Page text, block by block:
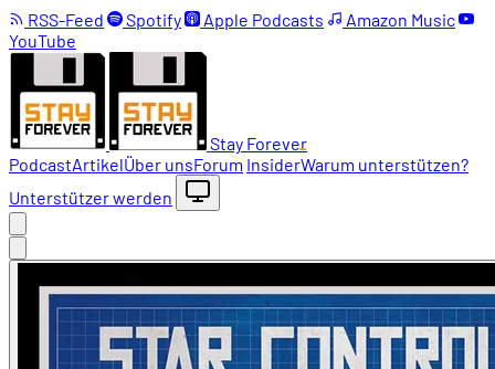
RSS-Feed Spotify Apple Podcasts
Amazon Music
YouTube
Stay Forever
PodcastArtikelÜber unsForum InsiderWarum unterstützen?
Unterstützer werden